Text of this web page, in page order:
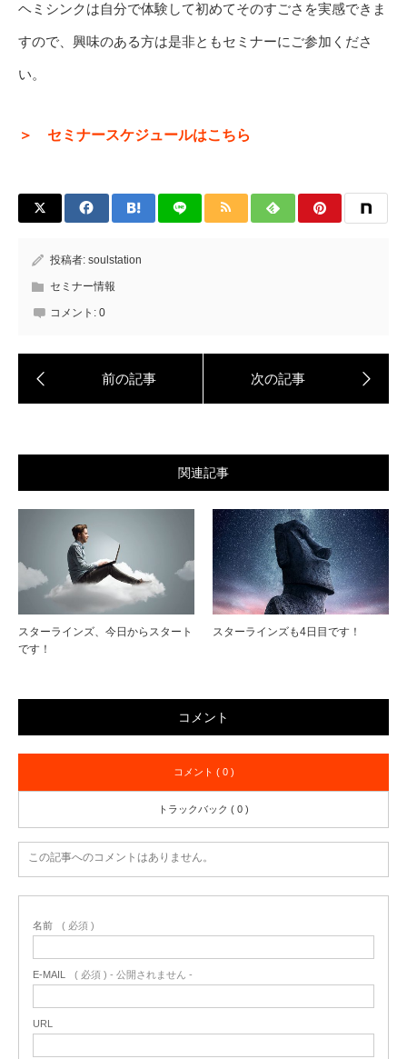
ヘミシンクは自分で体験して初めてそのすごさを実感できま
すので、興味のある方は是非ともセミナーにご参加くださ
い。
＞ セミナースケジュールはこちら
投稿者: soulstation
セミナー情報
コメント: 0
関連記事
スターラインズ、今日からスタート
です！
スターラインズも4日目です！
コメント
コメント ( 0 )
トラックバック ( 0 )
この記事へのコメントはありません。
名前 ( 必須 )
E-MAIL ( 必須 ) - 公開されません -
URL